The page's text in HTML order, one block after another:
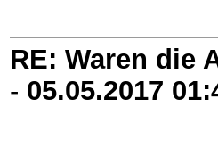
RE: Waren die
- 05.05.2017